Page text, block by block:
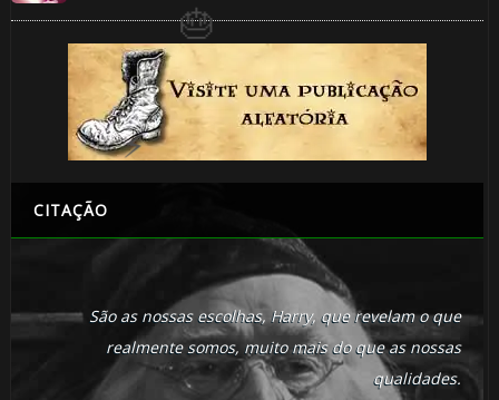
CITAÇÃO
São as nossas escolhas, Harry, que revelam o que
realmente somos, muito mais do que as nossas
qualidades.
⚡
🎈